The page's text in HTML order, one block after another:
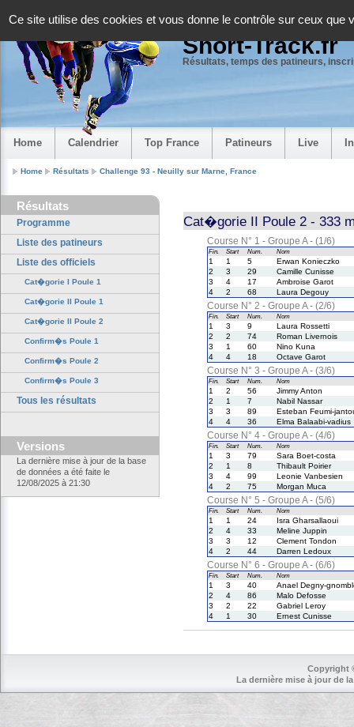
Ce site utilise des cookies et vous donne le contrôle sur ceux que
Short-Track.fr
Résultats, temps des patineurs,
Home Calendrier Top France Patineurs Live
Home Résultats Challenge 93 - Neuilly sur Marne, France
Résultats
Programme
Liste des patineurs
Liste des officiels
Cat�gorie I Poule 1
Cat�gorie II Poule 1
Cat�gorie II Poule 2
Confirm�s Poule 1
Confirm�s Poule 2
Confirm�s Poule 3
Tous les résultats
Versions
La dernière mise à jour de la base
de données a été faite le
12/08/2025 à 21:30
Cat�gorie II Poule 2 - 333
Course N° 1 - Groupe A - (1/6)
Fin. Start Num. Nom
1 1 5
Erwan Konieczko
2
3 29
Camille Cunisse
3
4 17
Ambroise Garot
4
2 68 Laura Degouy
Course N° 2 - Groupe A - (2/6)
Fin. Start Num. Nom
1 3 9
Laura Rossetti
2
2 74
Roman Livernois
3
1 60
Nino Kuna
4
4 18 Octave Garot
Course N° 3 - Groupe A - (3/6)
Fin. Start Num. Nom
1 2 56
Jimmy Anton
2
1 7
Nabil Nassar
3
3 89
Esteban Feumi-
4
4 36 Elma Balaabi-vadius
Course N° 4 - Groupe A - (4/6)
Fin. Start Num. Nom
1 3 79
Sara Boet-costa
2
1 8
Thibault Poirier
3
4 99
Leonie Vanbesien
4
2 75 Morgan Muca
Course N° 5 - Groupe A - (5/6)
Fin. Start Num. Nom
1 1 24
Isra Gharsallaoui
2
4 33
Meline Juppin
3
3 12
Clement Tondon
4
2 44 Darren Ledoux
Course N° 6 - Groupe A - (6/6)
Fin. Start Num. Nom
1 3 40
Anael Degny-
2
4 86
Malo Defosse
3
2 22
Gabriel Leroy
4
1 30 Ernest Cunisse
Copyright
La dernière mise à jour de